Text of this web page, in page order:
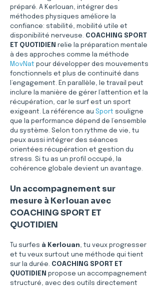
préparé. A Kerlouan, intégrer des
méthodes physiques améliore la
confiance: stabilité, mobilité utile et
disponibilité nerveuse. COACHING SPORT
ET QUOTIDIEN relie la préparation mentale
à des approches comme la méthode
MovNat pour développer des mouvements
fonctionnels et plus de continuité dans
l’engagement. En parallèle, le travail peut
inclure la manière de gérer l’attention et la
récupération, car le surf est un sport
exigeant. La référence au Sport souligne
que la performance dépend de l’ensemble
du système. Selon ton rythme de vie, tu
peux aussi intégrer des séances
orientées récupération et gestion du
stress. Si tu as un profil occupé, la
cohérence globale devient un avantage.
Un accompagnement sur
mesure à Kerlouan avec
COACHING SPORT ET
QUOTIDIEN
Tu surfes à Kerlouan, tu veux progresser
et tu veux surtout une méthode qui tient
sur la durée. COACHING SPORT ET
QUOTIDIEN propose un accompagnement
structuré, avec des outils directement